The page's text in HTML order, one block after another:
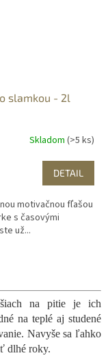
slamkou - 2l
Skladom (>5 ks)
DETAIL
motivačnou fľašou
s časovými
už...
na pitie je ich
na teplé aj studené
Navyše sa ľahko
dlhé roky.